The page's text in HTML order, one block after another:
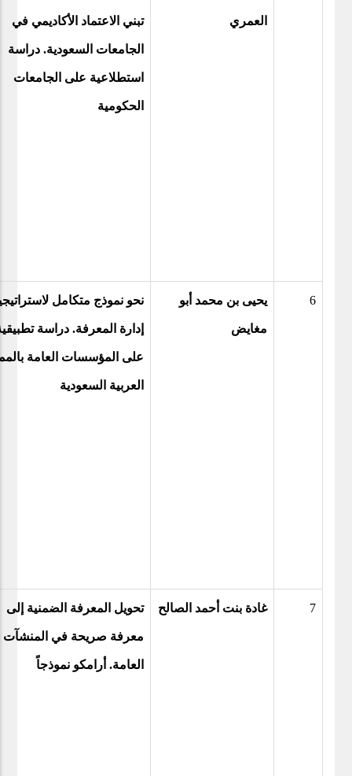
العمري تبني الاعتماد الأكاديمي في
الجامعات السعودية. دراسة
استطلاعية على الجامعات
الحكومية
6 يحيى بن محمد أبو
مغايض
نحو نموذج متكامل
إدارة المعرفة. دراسة
على المؤسسات العامة
العربية السعودية
7 غادة بنت أحمد الصالح تحويل المعرفة الضمنية إلى
معرفة صريحة في المنشآت
العامة. أرامكو نموذجاً